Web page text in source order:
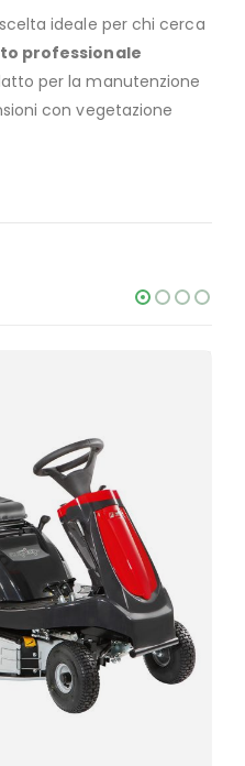
ideale per chi cerca
professionale
per la manutenzione
con vegetazione